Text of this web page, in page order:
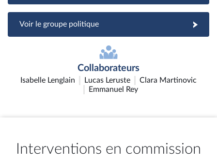
Voir le groupe politique
Collaborateurs
Isabelle Lenglain Lucas Leruste
Clara Martinovic
Emmanuel Rey
Interventions en commission